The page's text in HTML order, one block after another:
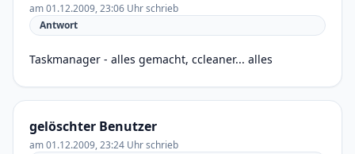
am 01.12.2009, 23:06 Uhr schrieb
Antwort
Taskmanager - alles gemacht, ccleaner... alles
gelöschter Benutzer
am 01.12.2009, 23:24 Uhr schrieb